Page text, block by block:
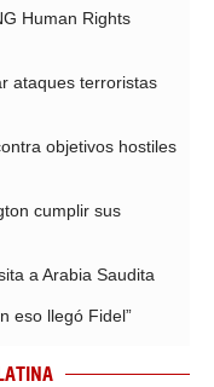
Human Rights
ataques terroristas
objetivos hostiles
cumplir sus
a Arabia Saudita
eso llegó Fidel”